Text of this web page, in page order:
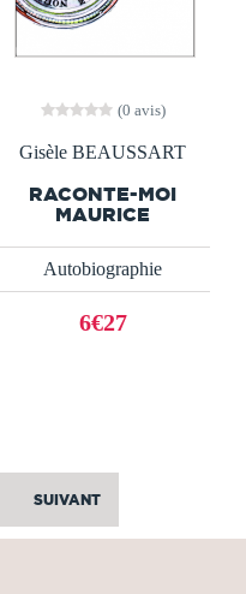
(0 avis)
Gisèle BEAUSSART
RACONTE-MOI
MAURICE
Autobiographie
6€27
SUIVANT